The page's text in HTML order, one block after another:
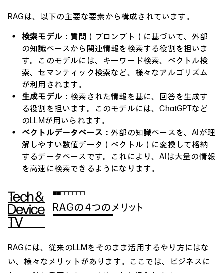
RAGは、以下の主要な要素から構成されています。
検索モデル： 質問（プロンプト）に基づいて、外部
の知識ベースから関連情報を検索する役割を担いま
す。このモデルには、キーワード検索、ベクトル検
索、セマンティック検索など、様々なアルゴリズム
が利用されます。
生成モデル：検索された情報を基に、回答を生成す
る役割を担います。このモデルには、ChatGPTなど
のLLMが用いられます。
ベクトルデータベース： 外部の知識ベースを、AIが理
解しやすい数値データ（ベクトル）に変換して格納
するデータベースです。これにより、AIは大量の情報
を高速に検索できるようになります。
RAGの4つのメリット
RAGには、従来のLLMをそのまま活用するやり方にはな
い、様々なメリットがあります。ここでは、ビジネスに